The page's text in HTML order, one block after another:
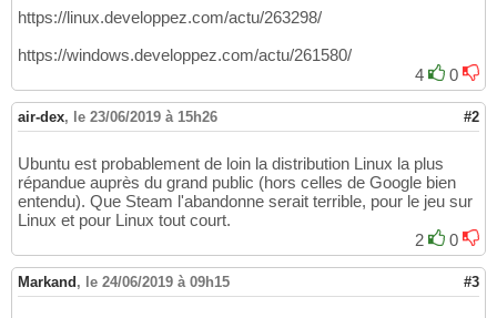
https://linux.developpez.com/actu/263298/
https://windows.developpez.com/actu/261580/
4
0
air-dex, le 23/06/2019 à 15h26 #2
Ubuntu est probablement de loin la distribution Linux la plus
répandue auprès du grand public (hors celles de Google bien
entendu). Que Steam l'abandonne serait terrible, pour le jeu sur
Linux et pour Linux tout court.
2
0
Markand , le 24/06/2019 à 09h15 #3